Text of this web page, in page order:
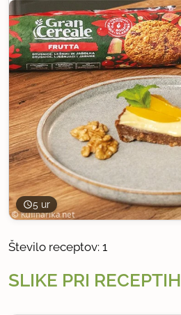
5 ur
Število receptov: 1
SLIKE PRI RECEPTIH